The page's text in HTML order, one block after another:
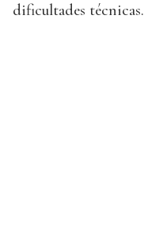
dificultades técnicas.